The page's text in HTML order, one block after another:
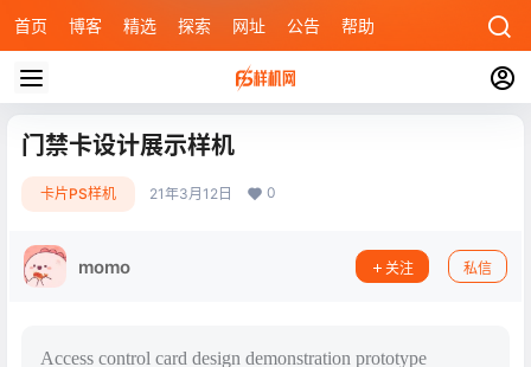
首页 博客 精选 探索 网址 公告 帮助
门禁卡设计展示样机
卡片PS样机 21年3月12日 0
momo 关注 私信
Access control card design demonstration prototype